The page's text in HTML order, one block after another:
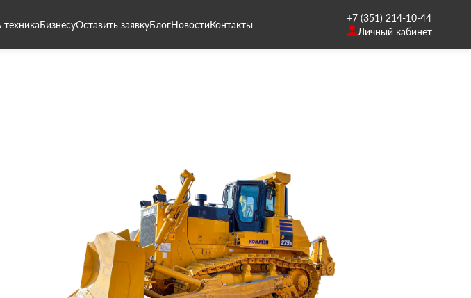
БизнесуОставить заявкуБлогНовостиКонтакты
+7 (351) 214-10-44
Личный кабинет